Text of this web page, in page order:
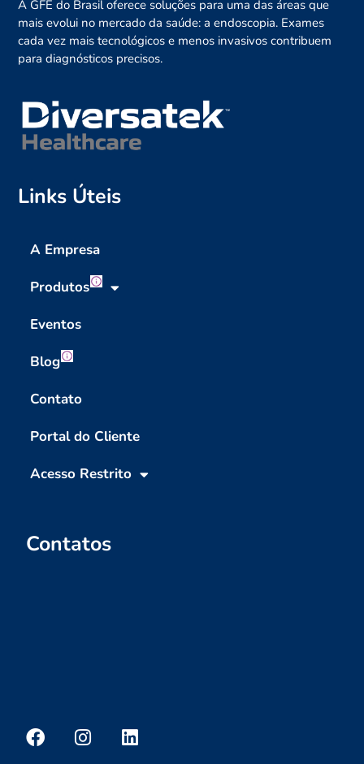
A GFE do Brasil oferece soluções para uma das áreas que
mais evolui no mercado da saúde: a endoscopia. Exames
cada vez mais tecnológicos e menos invasivos contribuem
para diagnósticos precisos.
Links Úteis
A Empresa
Produtos
Eventos
Blog
Contato
Portal do Cliente
Acesso Restrito
Contatos